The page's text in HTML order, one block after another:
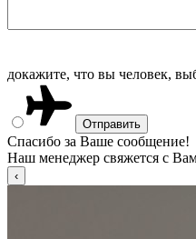
докажите, что вы человек,
Спасибо за Ваше сообщение!
Наш менеджер свяжется с